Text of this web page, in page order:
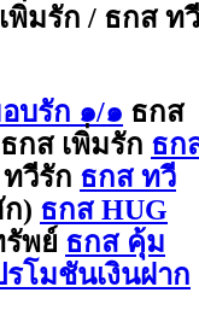
พิ่มรัก / ธกส ทวี
บรัก ๑/๑ ธกส
ธกส เพิ่มรัก ธก
วีรัก ธกส ทวี
) ธกส HUG
พย์ ธกส คุ้ม
รโมชันเงินฝาก